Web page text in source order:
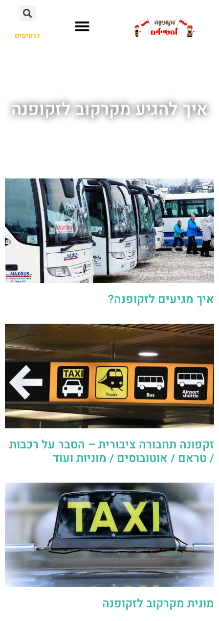
כרטיסים
איך להגיע מקרקוב לזקופנה
איך מגיעים לזקופנה?
זקפונה תחבורה ציבורית – הסבר על רכבות
/ טראם / אוטובוסים / מוניות ועוד
מונית מקרקוב לזקופנה